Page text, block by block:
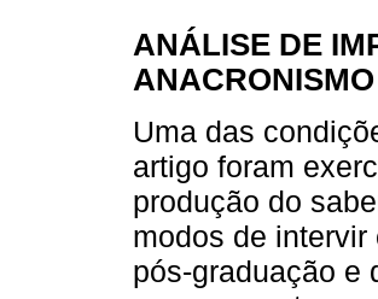
ANÁLISE DE
ANACRONISMO
Uma das
artigo foram
produção do
modos de
pós-graduação e